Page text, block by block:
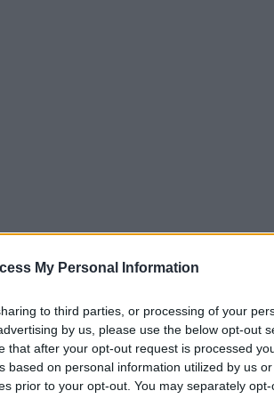
My Personal Information
to third parties, or processing of your
by us, please use the below opt-out
that after your opt-out request is processed
based on personal information utilized by us
prior to your opt-out. You may separately
che ha deciso un altro
principali —St. Louis
Kings30-13 su DC
iDallas Renegades—
per le prossime settimane.